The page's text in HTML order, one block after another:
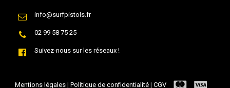
info@surfpistols.fr
02 99 58 75 25
Suivez-nous sur les réseaux !
Mentions légales|Politique de confidentialité|CGV